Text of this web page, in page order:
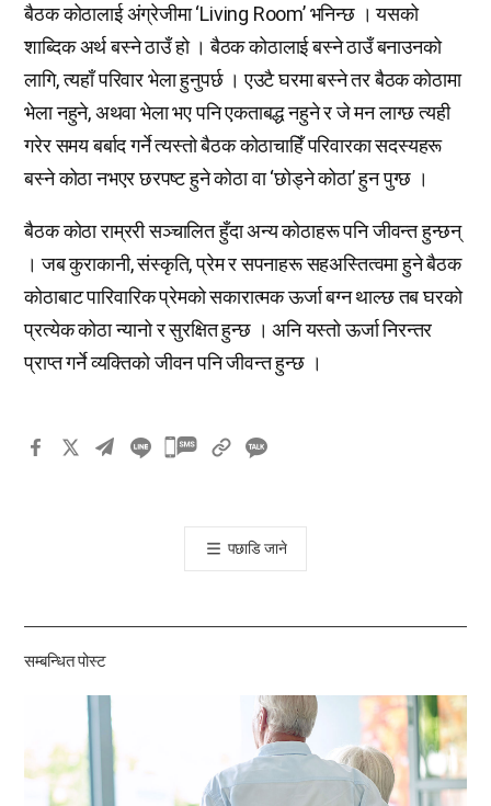
बैठक कोठालाई अंग्रेजीमा ‘Living Room’ भनिन्छ । यसको
शाब्दिक अर्थ बस्ने ठाउँ हो । बैठक कोठालाई बस्ने ठाउँ बनाउनको
लागि, त्यहाँ परिवार भेला हुनुपर्छ । एउटै घरमा बस्ने तर बैठक कोठामा
भेला नहुने, अथवा भेला भए पनि एकताबद्ध नहुने र जे मन लाग्छ त्यही
गरेर समय बर्बाद गर्ने त्यस्तो बैठक कोठाचाहिँ परिवारका सदस्यहरू
बस्ने कोठा नभएर छरपष्ट हुने कोठा वा ‘छोड्ने कोठा’ हुन पुग्छ ।
बैठक कोठा राम्ररी सञ्चालित हुँदा अन्य कोठाहरू पनि जीवन्त हुन्छन्
। जब कुराकानी, संस्कृति, प्रेम र सपनाहरू सहअस्तित्वमा हुने बैठक
कोठाबाट पारिवारिक प्रेमको सकारात्मक ऊर्जा बग्न थाल्छ तब घरको
प्रत्येक कोठा न्यानो र सुरक्षित हुन्छ । अनि यस्तो ऊर्जा निरन्तर
प्राप्त गर्ने व्यक्तिको जीवन पनि जीवन्त हुन्छ ।
카
톡
공
기
पछाडि जाने
सम्बन्धित पोस्ट